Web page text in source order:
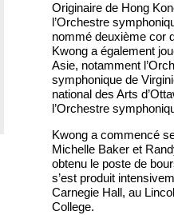
Originaire de Hong
l’Orchestre
nommé deuxième cor
Kwong a également
Asie, notamment
symphonique de
national des Arts
l’Orchestre
Kwong a commencé
Michelle Baker et
obtenu le poste de
s’est produit
Carnegie Hall, au
College.